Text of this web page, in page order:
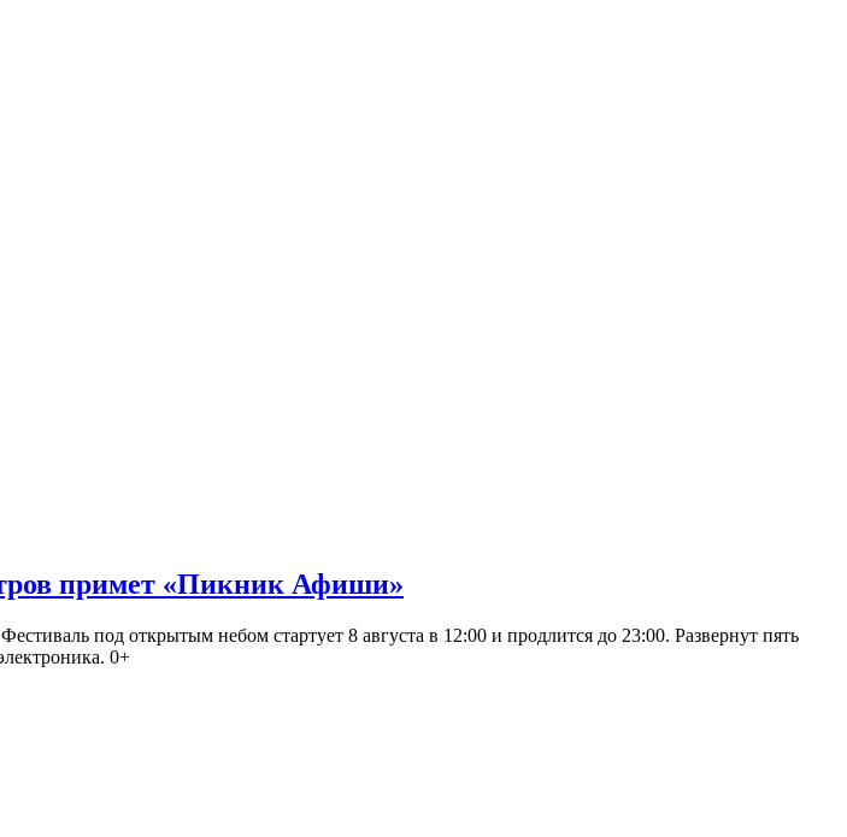
примет «Пикник Афиши»
под открытым небом стартует 8 августа в 12:00 и продлится до 23:00. Развернут пять
0+